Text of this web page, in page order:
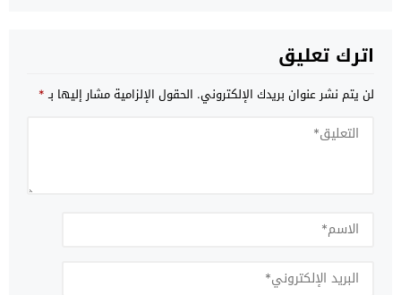
اترك تعليق
لن يتم نشر عنوان بريدك الإلكتروني. الحقول الإلزامية مشار إليها بـ*